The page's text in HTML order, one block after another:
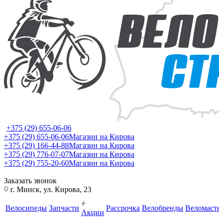
+375 (29) 655-06-06
+375 (29) 655-06-06Магазин на Кирова
+375 (29) 166-44-88Магазин на Кирова
+375 (29) 776-07-07Магазин на Кирова
+375 (29) 755-20-60Магазин на Кирова
Заказать звонок
г. Минск, ул. Кирова, 23
Велосипеды Запчасти
Акции
Рассрочка Велобренды